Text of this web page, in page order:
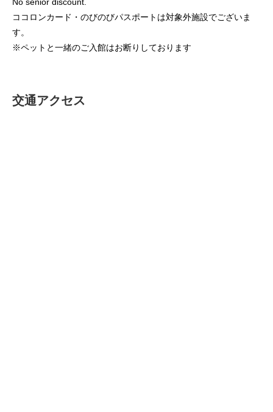
ココロンカード・のびのびパスポートは対象外施設でございま
す。
※ペットと一緒のご入館はお断りしております
交通アクセス